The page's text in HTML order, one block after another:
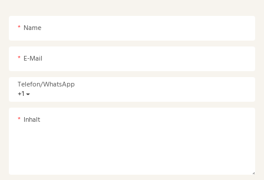
Name
E-Mail
+1
Telefon/WhatsApp
Inhalt